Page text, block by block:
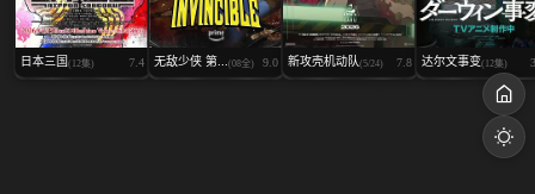
日本三国 (12集) 7.4 无敌少侠 第... (08全) 9.0 新攻壳机动队 (5/24) 7.8 达尔文事变(12集)